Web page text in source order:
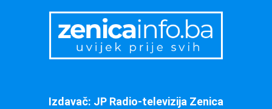
Izdavač: JP Radio-televizija Zenica